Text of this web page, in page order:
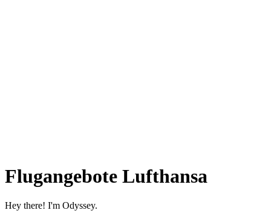
Flugangebote Lufthansa
Hey there! I'm Odyssey.